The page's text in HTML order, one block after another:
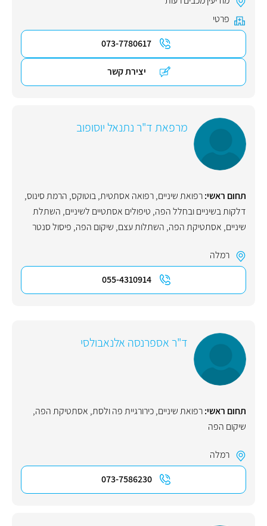
פרטי
073-7780617
יצירת קשר
מרפאת ד"ר נתנאל יוסופוב
תחום ראשי:רפואת שיניים,רפואה אסתטית,בוטוקס, הרמת סינוס,
דלקות בשיניים ובחלל הפה, טיפולים אסתטיים לשיניים, השתלת
שיניים, אסתטיקת הפה, השתלות עצם, שיקום הפה, פיסול סנטר
רמלה
055-4310914
ד"ר אספרנסה אלנאבולסי
תחום ראשי:רפואת שיניים,כירורגיית פה ולסת, אסתטיקת הפה,
שיקום הפה
רמלה
073-7586230